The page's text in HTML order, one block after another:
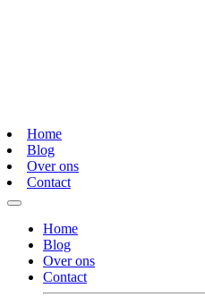
Home
Blog
Over ons
Contact
Home
Blog
Over ons
Contact